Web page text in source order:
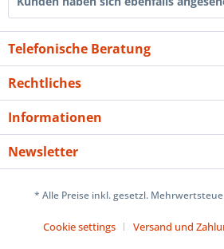
Telefonische Beratung
Rechtliches
Informationen
Newsletter
* Alle Preise inkl. gesetzl.
Cookie settings
Versand und